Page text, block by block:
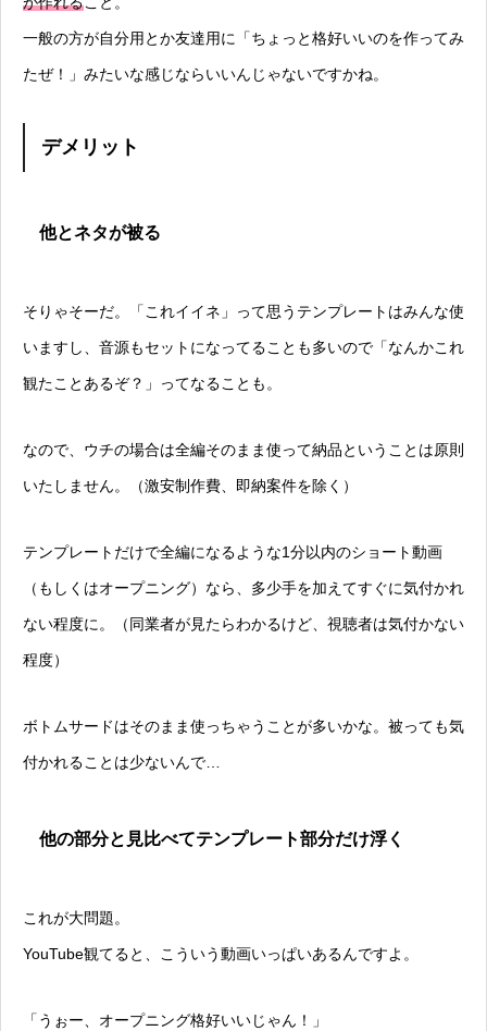
一般の方が自分用とか友達用に「ちょっと格好いいのを作ってみ
たぜ！」みたいな感じならいいんじゃないですかね。
デメリット
他とネタが被る
そりゃそーだ。「これイイネ」って思うテンプレートはみんな使
いますし、音源もセットになってることも多いので「なんかこれ
観たことあるぞ？」ってなることも。
なので、ウチの場合は全編そのまま使って納品ということは原則
いたしません。（激安制作費、即納案件を除く）
テンプレートだけで全編になるような1分以内のショート動画
（もしくはオープニング）なら、多少手を加えてすぐに気付かれ
ない程度に。（同業者が見たらわかるけど、視聴者は気付かない
程度）
ボトムサードはそのまま使っちゃうことが多いかな。被っても気
付かれることは少ないんで…
他の部分と見比べてテンプレート部分だけ浮く
これが大問題。
YouTube観てると、こういう動画いっぱいあるんですよ。
「うぉー、オープニング格好いいじゃん！」